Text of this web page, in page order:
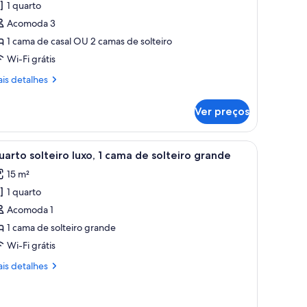
1 quarto
Acomoda 3
1 cama de casal OU 2 camas de solteiro
Wi-Fi grátis
detalhes
Ver preços
na parede.
uma escrivaninha com cadeira e um closet espaçoso.
Quarto com cabeceira de madeira, cama
6 solteiro luxo, 1 cama de solteiro grande
15 m²
1 quarto
Acomoda 1
1 cama de solteiro grande
Wi-Fi grátis
detalhes